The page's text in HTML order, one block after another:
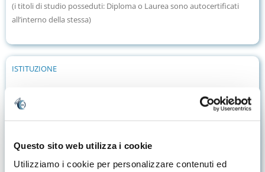
Questo sito web utilizza i cookie
Utilizziamo i cookie per personalizzare contenuti ed
(i titoli di studio posseduti: Diploma o Laurea sono autocertificati
all’interno della stessa)
ISTITUZIONE
Iscriviti al Perfezionamento Metodologia CLIL 60 CFU dell’Università